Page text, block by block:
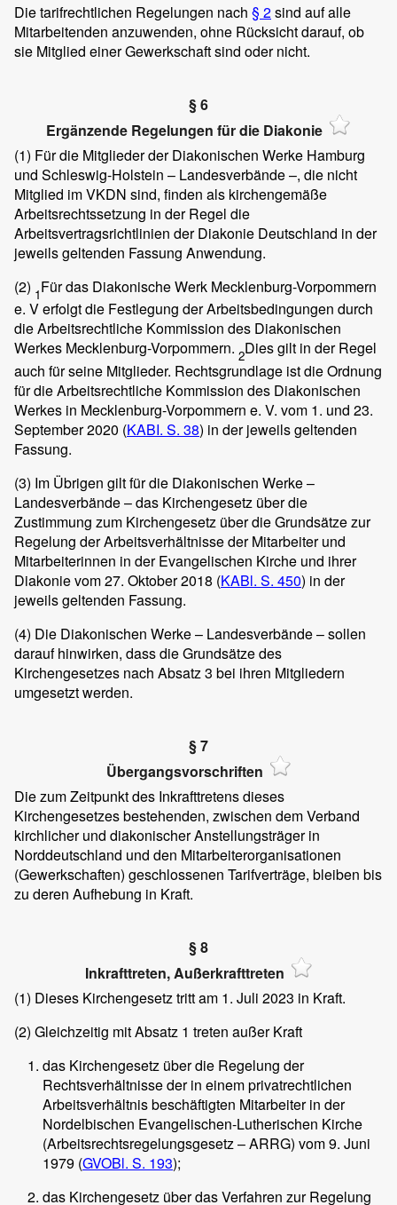
Die tarifrechtlichen Regelungen nach § 2sind auf alle
Mitarbeitenden anzuwenden, ohne Rücksicht darauf, ob
sie Mitglied einer Gewerkschaft sind oder nicht.
§ 6
Ergänzende Regelungen für die Diakonie
(1) Für die Mitglieder der Diakonischen Werke Hamburg
und Schleswig-Holstein – Landesverbände –, die nicht
Mitglied im VKDN sind, finden als kirchengemäße
Arbeitsrechtssetzung in der Regel die
Arbeitsvertragsrichtlinien der Diakonie Deutschland in der
jeweils geltenden Fassung Anwendung.
(2) 1Für das Diakonische Werk Mecklenburg-Vorpommern
e. V erfolgt die Festlegung der Arbeitsbedingungen durch
die Arbeitsrechtliche Kommission des Diakonischen
Werkes Mecklenburg-Vorpommern. 2Dies gilt in der Regel
auch für seine Mitglieder. Rechtsgrundlage ist die Ordnung
für die Arbeitsrechtliche Kommission des Diakonischen
Werkes in Mecklenburg-Vorpommern e. V. vom 1. und 23.
September 2020 (KABI. S. 38) in der jeweils geltenden
Fassung.
(3) Im Übrigen gilt für die Diakonischen Werke –
Landesverbände – das Kirchengesetz über die
Zustimmung zum Kirchengesetz über die Grundsätze zur
Regelung der Arbeitsverhältnisse der Mitarbeiter und
Mitarbeiterinnen in der Evangelischen Kirche und ihrer
Diakonie vom 27. Oktober 2018 (KABl. S. 450) in der
jeweils geltenden Fassung.
(4) Die Diakonischen Werke – Landesverbände – sollen
darauf hinwirken, dass die Grundsätze des
Kirchengesetzes nach Absatz 3 bei ihren Mitgliedern
umgesetzt werden.
§ 7
Übergangsvorschriften
Die zum Zeitpunkt des Inkrafttretens dieses
Kirchengesetzes bestehenden, zwischen dem Verband
kirchlicher und diakonischer Anstellungsträger in
Norddeutschland und den Mitarbeiterorganisationen
(Gewerkschaften) geschlossenen Tarifverträge, bleiben bis
zu deren Aufhebung in Kraft.
§ 8
Inkrafttreten, Außerkrafttreten
(1) Dieses Kirchengesetz tritt am 1. Juli 2023 in Kraft.
(2) Gleichzeitig mit Absatz 1 treten außer Kraft
das Kirchengesetz über die Regelung der
Rechtsverhältnisse der in einem privatrechtlichen
Arbeitsverhältnis beschäftigten Mitarbeiter in der
Nordelbischen Evangelischen-Lutherischen Kirche
(Arbeitsrechtsregelungsgesetz – ARRG) vom 9. Juni
1979 (GVOBl. S. 193);
das Kirchengesetz über das Verfahren zur Regelung